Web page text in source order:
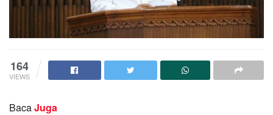
164
VIEWS
BacaJuga